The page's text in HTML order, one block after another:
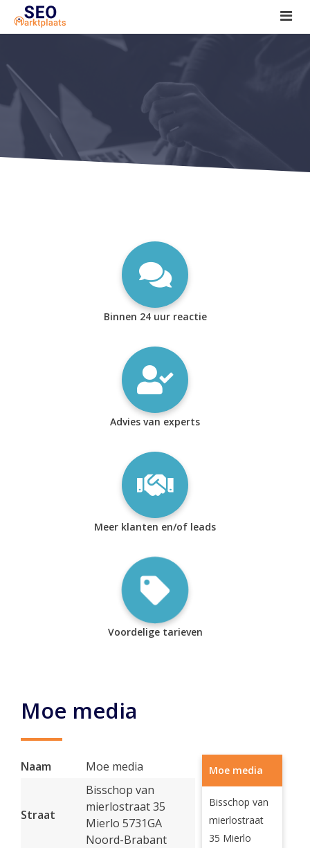
SEO tools reviews
Marketeer bij jou in de buurt?
Offerte
1. Seo voor beginners +
2. Onderzoeken +
Binnen 24 uur reactie
Advies van experts
Meer klanten en/of leads
Voordelige tarieven
Moe media
Naam Moe media
Straat
Bisschop van
mierlostraat 35
Mierlo 5731GA
Noord-Brabant
Moe media
Bisschop van
mierlostraat
35 Mierlo